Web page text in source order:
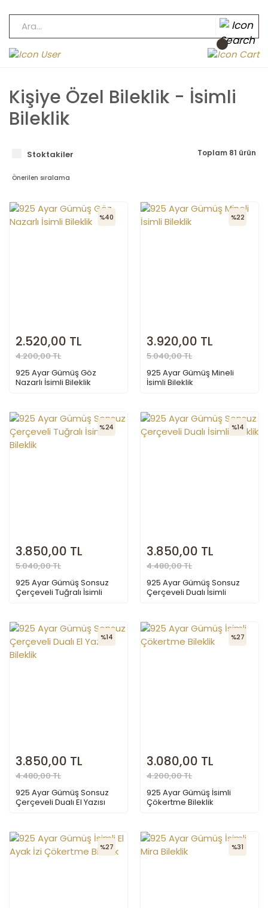
Kişiye Özel Bileklik - İsimli
Bileklik
Stoktakiler Toplam 81 ürün
%40
2.520,00 TL
4.200,00 TL
925 Ayar Gümüş Göz
Nazarlı İsimli Bileklik
%22
3.920,00 TL
5.040,00 TL
925 Ayar Gümüş Mineli
İsimli Bileklik
%24
3.850,00 TL
5.040,00 TL
925 Ayar Gümüş Sonsuz
Çerçeveli Tuğralı İsimli
%14
3.850,00 TL
4.480,00 TL
925 Ayar Gümüş Sonsuz
Çerçeveli Dualı İsimli
%14
3.850,00 TL
4.480,00 TL
925 Ayar Gümüş Sonsuz
Çerçeveli Dualı El Yazısı
%27
3.080,00 TL
4.200,00 TL
925 Ayar Gümüş İsimli
Çökertme Bileklik
%27 %31